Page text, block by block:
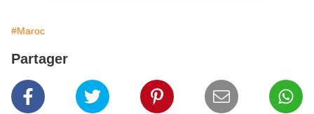
#Maroc
Partager